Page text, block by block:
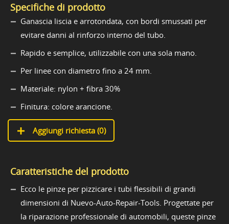
Specifiche di prodotto
Ganascia liscia e arrotondata, con bordi smussati per
evitare danni al rinforzo interno del tubo.
Rapido e semplice, utilizzabile con una sola mano.
Per linee con diametro fino a 24 mm.
Materiale: nylon + fibra 30%
Finitura: colore arancione.
Aggiungi richiesta (0)
Caratteristiche del prodotto
Ecco le pinze per pizzicare i tubi flessibili di grandi
dimensioni di Nuevo-Auto-Repair-Tools. Progettate per
la riparazione professionale di automobili, queste pinze